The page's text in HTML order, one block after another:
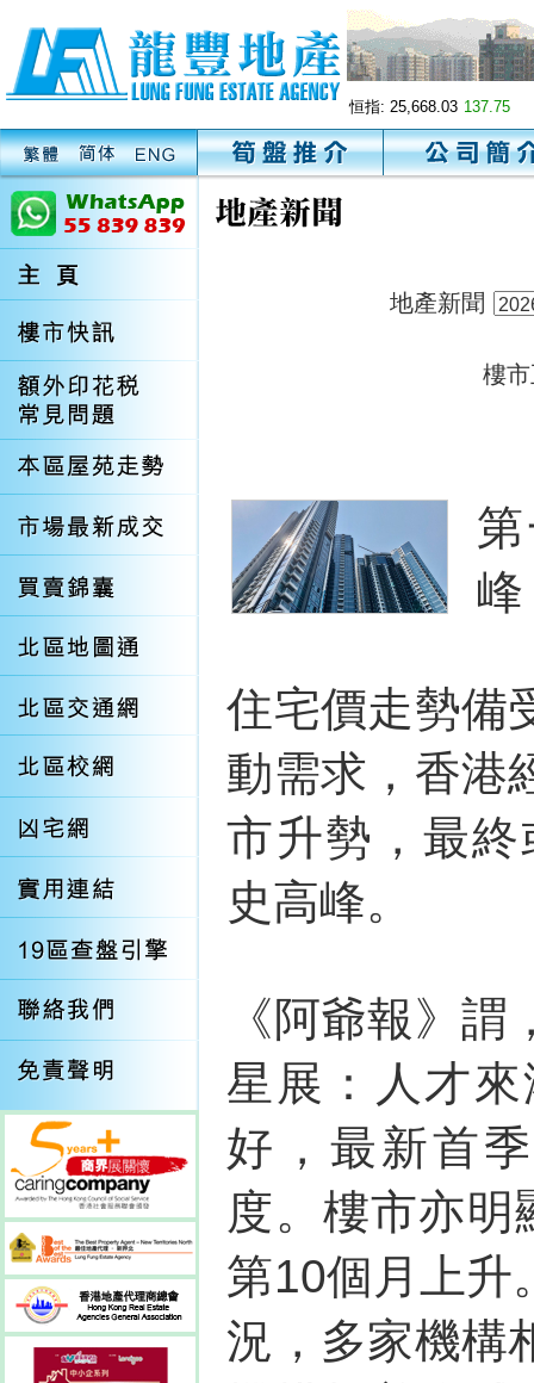
恒指: 25,668.03 137.75
地產新聞
樓
峰
住宅價走勢備
動需求，香港
市升勢，最
史高峰。
《阿爺報》
星展：人才
好，最新首
度。樓市亦明
第10個月上升
況，多家機構